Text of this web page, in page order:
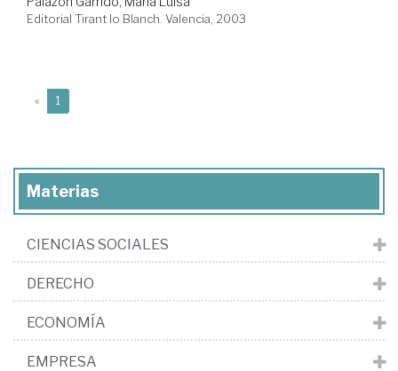
Editorial Tirant lo Blanch. Valencia, 2003
« 1
Materias
CIENCIAS SOCIALES
DERECHO
ECONOMÍA
EMPRESA